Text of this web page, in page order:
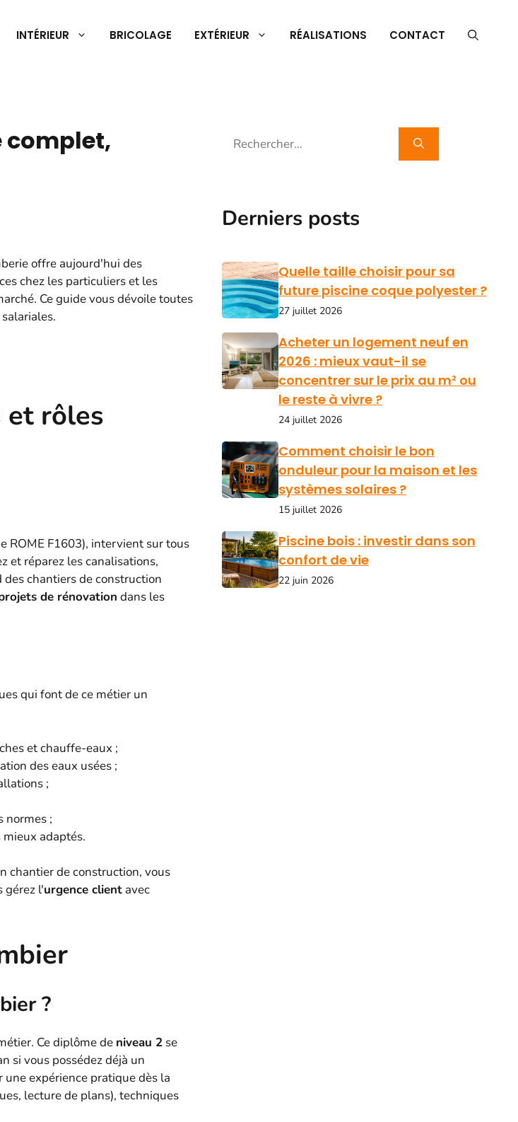
INTÉRIEUR BRICOLAGE EXTÉRIEUR RÉALISATIONS CONTACT
complet,
offre aujourd'hui des
chez les particuliers et les
Ce guide vous dévoile toutes
et rôles
ROME F1603), intervient sur tous
et réparez les canalisations,
chantiers de construction
de rénovation dans les
qui font de ce métier un
et chauffe-eaux ;
des eaux usées ;
;
normes ;
adaptés.
chantier de construction, vous
gérez l'urgence client avec
?
Ce diplôme de niveau 2 se
si vous possédez déjà un
expérience pratique dès la
lecture de plans), techniques
Rechercher :
Derniers posts
Quelle taille choisir pour sa
future piscine coque polyester ?
27 juillet 2026
Acheter un logement neuf en
2026 : mieux vaut-il se
concentrer sur le prix au m² ou
le reste à vivre ?
24 juillet 2026
Comment choisir le bon
onduleur pour la maison et les
systèmes solaires ?
15 juillet 2026
Piscine bois : investir dans son
confort de vie
22 juin 2026